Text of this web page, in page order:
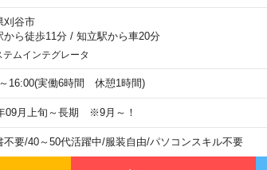
刈谷市
から徒歩11分/ 知立駅から車20分
テムインテグレータ
16:00(実働6時間 休憩1時間)
09月上旬～長期 ※9月～！
不要/40～50代活躍中/服装自由/パソコンスキル不要